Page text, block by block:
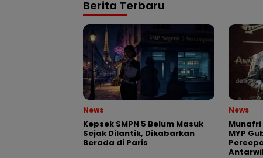
Berita Terbaru
News
Kepsek SMPN 5 Belum Masuk
Sejak Dilantik, Dikabarkan
Berada di Paris
News
MYP